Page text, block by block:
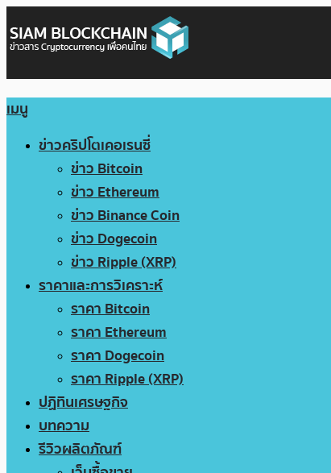
เมนู
ข่าวคริปโตเคอเรนซี่
ข่าว Bitcoin
ข่าว Ethereum
ข่าว Binance Coin
ข่าว Dogecoin
ข่าว Ripple (XRP)
ราคาและการวิเคราะห์
ราคา Bitcoin
ราคา Ethereum
ราคา Dogecoin
ราคา Ripple (XRP)
ปฏิทินเศรษฐกิจ
บทความ
รีวิวผลิตภัณฑ์